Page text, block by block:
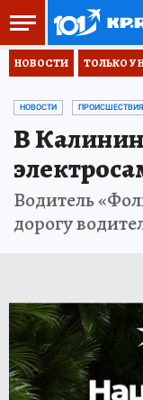
НОВОСТИ ТОЛЬКО У
НОВОСТИ ПРОИСШЕСТВИЯ
В
Водитель
дорогу